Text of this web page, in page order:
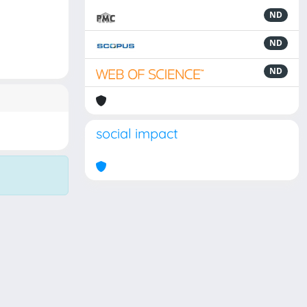
ND
ND
ND
social impact